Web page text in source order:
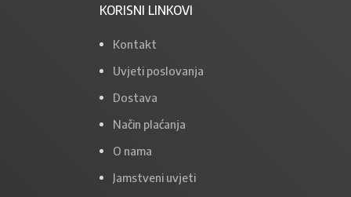
KORISNI LINKOVI
Kontakt
Uvjeti poslovanja
Dostava
Način plaćanja
O nama
Jamstveni uvjeti